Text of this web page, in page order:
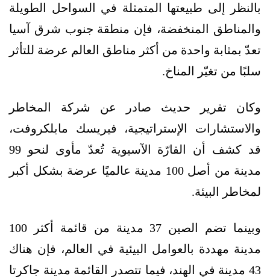
بالنظر إلى طبيعتها المتمثلة في السواحل الطويلة
والمناطق المنخفضة، فإن منطقة جنوب شرق آسيا
تعدّ بمثابة واحدة من أكثر مناطق العالم عرضة للتأثر
سلبًا من تغيّر المناخ.
وكان تقرير حديث صادر عن شركة المخاطر
والاستشارات الإستراتيجية، فيريسك مابلكروفت،
قد كشف أن القارّة الآسيوية تُعدّ مأوى لنحو 99
مدينة من أصل 100 مدينة عالميًا عرضة بشكل أكبر
لمخاطر البيئة.
وبينما تضم الصين 37 مدينة من قائمة أكثر 100
مدينة مهددة بالعوامل البيئية في العالم، فإن هناك
43 مدينة في الهند، فيما تتصدر القائمة مدينة جاكرتا